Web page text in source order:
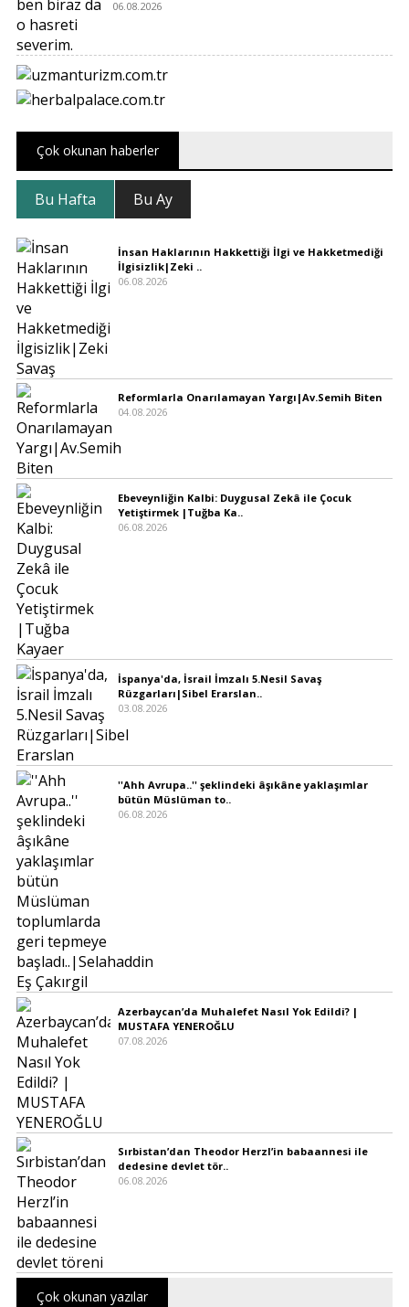
06.08.2026
Çok okunan haberler
Bu Hafta Bu Ay
İnsan Haklarının Hakkettiği İlgi ve Hakketmediği
İlgisizlik|Zeki ..
06.08.2026
Reformlarla Onarılamayan Yargı|Av.Semih Biten
04.08.2026
Ebeveynliğin Kalbi: Duygusal Zekâ ile Çocuk
Yetiştirmek |Tuğba Ka..
06.08.2026
İspanya'da, İsrail İmzalı 5.Nesil Savaş
Rüzgarları|Sibel Erarslan..
03.08.2026
''Ahh Avrupa..'' şeklindeki âşıkâne yaklaşımlar
bütün Müslüman to..
06.08.2026
Azerbaycan’da Muhalefet Nasıl Yok Edildi? |
MUSTAFA YENEROĞLU
07.08.2026
Sırbistan’dan Theodor Herzl’in babaannesi ile
dedesine devlet tör..
06.08.2026
Çok okunan yazılar